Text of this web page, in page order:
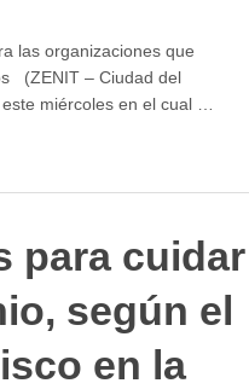
las organizaciones que
(ZENIT – Ciudad del
miércoles en el cual …
para cuidar
según el
en la